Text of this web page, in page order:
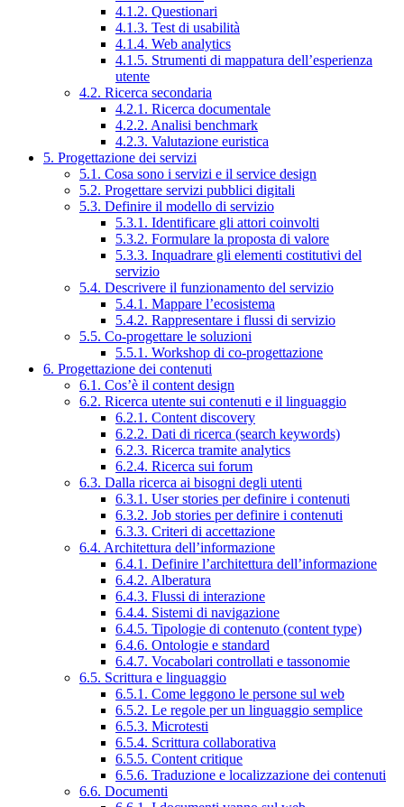
4.1.2. Questionari
4.1.3. Test di usabilità
4.1.4. Web analytics
4.1.5. Strumenti di mappatura dell’esperienza
utente
4.2. Ricerca secondaria
4.2.1. Ricerca documentale
4.2.2. Analisi benchmark
4.2.3. Valutazione euristica
5. Progettazione dei servizi
5.1. Cosa sono i servizi e il service design
5.2. Progettare servizi pubblici digitali
5.3. Definire il modello di servizio
5.3.1. Identificare gli attori coinvolti
5.3.2. Formulare la proposta di valore
5.3.3. Inquadrare gli elementi costitutivi del
servizio
5.4. Descrivere il funzionamento del servizio
5.4.1. Mappare l’ecosistema
5.4.2. Rappresentare i flussi di servizio
5.5. Co-progettare le soluzioni
5.5.1. Workshop di co-progettazione
6. Progettazione dei contenuti
6.1. Cos’è il content design
6.2. Ricerca utente sui contenuti e il linguaggio
6.2.1. Content discovery
6.2.2. Dati di ricerca (search keywords)
6.2.3. Ricerca tramite analytics
6.2.4. Ricerca sui forum
6.3. Dalla ricerca ai bisogni degli utenti
6.3.1. User stories per definire i contenuti
6.3.2. Job stories per definire i contenuti
6.3.3. Criteri di accettazione
6.4. Architettura dell’informazione
6.4.1. Definire l’architettura dell’informazione
6.4.2. Alberatura
6.4.3. Flussi di interazione
6.4.4. Sistemi di navigazione
6.4.5. Tipologie di contenuto (content type)
6.4.6. Ontologie e standard
6.4.7. Vocabolari controllati e tassonomie
6.5. Scrittura e linguaggio
6.5.1. Come leggono le persone sul web
6.5.2. Le regole per un linguaggio semplice
6.5.3. Microtesti
6.5.4. Scrittura collaborativa
6.5.5. Content critique
6.5.6. Traduzione e localizzazione dei contenuti
6.6. Documenti